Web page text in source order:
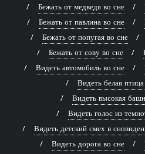
Бежать от медведя во сне
Бежать от павлина во сне
Бежать от попугая во сне
Бежать от сову во сне
Видеть автомобиль во сне
Видеть белая
Видеть высокая
Видеть голос из
Видеть детский смех в
Видеть дорога во сне